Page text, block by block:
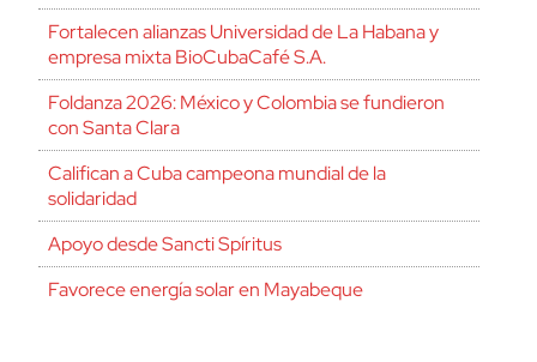
Fortalecen alianzas Universidad de La Habana y
empresa mixta BioCubaCafé S.A.
Foldanza 2026: México y Colombia se fundieron
con Santa Clara
Califican a Cuba campeona mundial de la
solidaridad
Apoyo desde Sancti Spíritus
Favorece energía solar en Mayabeque